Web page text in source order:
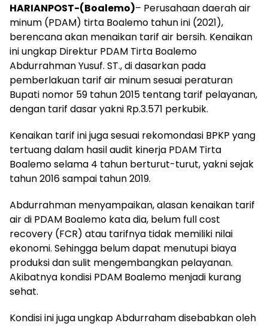
HARIANPOST-(Boalemo)– Perusahaan daerah air
minum (PDAM) tirta Boalemo tahun ini (2021),
berencana akan menaikan tarif air bersih. Kenaikan
ini ungkap Direktur PDAM Tirta Boalemo
Abdurrahman Yusuf. ST., di dasarkan pada
pemberlakuan tarif air minum sesuai peraturan
Bupati nomor 59 tahun 2015 tentang tarif pelayanan,
dengan tarif dasar yakni Rp.3.571 perkubik.
Kenaikan tarif ini juga sesuai rekomondasi BPKP yang
tertuang dalam hasil audit kinerja PDAM Tirta
Boalemo selama 4 tahun berturut-turut, yakni sejak
tahun 2016 sampai tahun 2019.
Abdurrahman menyampaikan, alasan kenaikan tarif
air di PDAM Boalemo kata dia, belum full cost
recovery (FCR) atau tarifnya tidak memiliki nilai
ekonomi. Sehingga belum dapat menutupi biaya
produksi dan sulit mengembangkan pelayanan.
Akibatnya kondisi PDAM Boalemo menjadi kurang
sehat.
Kondisi ini juga ungkap Abdurraham disebabkan oleh